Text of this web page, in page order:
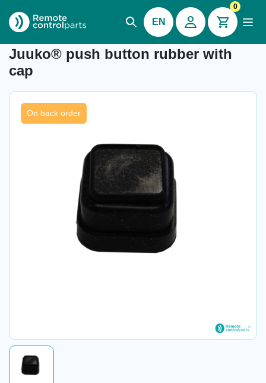
EN
0
Item number: 34.086
Juuko® push button rubber with
cap
On back order